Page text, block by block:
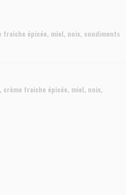
épicée, miel, noix, condiments
fraiche épicée, miel, noix,